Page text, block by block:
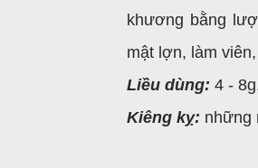
khương bằng
mật lợn, làm
Liều dùng: 4 -
Kiêng kỵ: những